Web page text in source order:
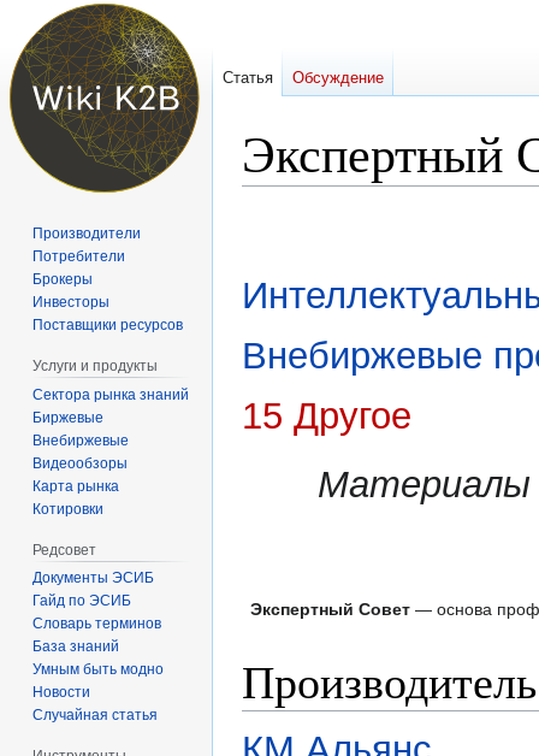
Экспертный
Внебиржевые
15 Другое
Материалы
Экспертный Совет — основа
Статья Обсуждение
Производители
Потребители
Брокеры
Инвесторы
Поставщики ресурсов
Услуги и продукты
Сектора рынка знаний
Биржевые
Внебиржевые
Видеообзоры
Карта рынка
Котировки
Редсовет
Документы ЭСИБ
Гайд по ЭСИБ
Словарь терминов
База знаний
Умным быть модно
Новости
Случайная статья